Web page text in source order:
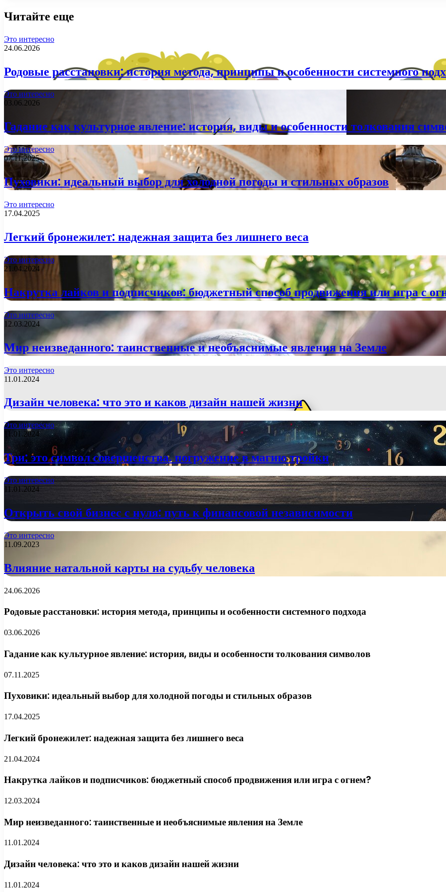
Читайте еще
Это интересно
24.06.2026
Родовые расстановки: история метода, принципы и особенности системного
Это интересно
03.06.2026
Гадание как культурное явление: история, виды и особенности толкования
Это интересно
07.11.2025
Пуховики: идеальный выбор для холодной погоды и стильных образов
Это интересно
17.04.2025
Легкий бронежилет: надежная защита без лишнего веса
Это интересно
21.04.2024
Накрутка лайков и подписчиков: бюджетный способ продвижения или игра с
Это интересно
12.03.2024
Мир неизведанного: таинственные и необъяснимые явления на Земле
Это интересно
11.01.2024
Дизайн человека: что это и каков дизайн нашей жизни
Это интересно
11.01.2024
Три: это символ совершенства. погружение в магию тройки
Это интересно
11.01.2024
Открыть свой бизнес с нуля: путь к финансовой независимости
Это интересно
11.09.2023
Влияние натальной карты на судьбу человека
24.06.2026
Родовые расстановки: история метода, принципы и особенности системного подхода
03.06.2026
Гадание как культурное явление: история, виды и особенности толкования символов
07.11.2025
Пуховики: идеальный выбор для холодной погоды и стильных образов
17.04.2025
Легкий бронежилет: надежная защита без лишнего веса
21.04.2024
Накрутка лайков и подписчиков: бюджетный способ продвижения или игра с огнем?
12.03.2024
Мир неизведанного: таинственные и необъяснимые явления на Земле
11.01.2024
Дизайн человека: что это и каков дизайн нашей жизни
11.01.2024